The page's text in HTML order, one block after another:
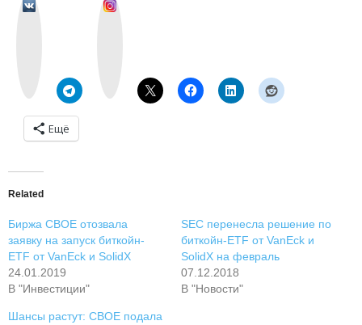
Ещё
Related
Биржа CBOE отозвала
заявку на запуск биткойн-
ETF от VanEck и SolidX
24.01.2019
В "Инвестиции"
SEC перенесла решение по
биткойн-ETF от VanEck и
SolidX на февраль
07.12.2018
В "Новости"
Шансы растут: CBOE подала